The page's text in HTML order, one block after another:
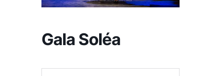
Gala Soléa